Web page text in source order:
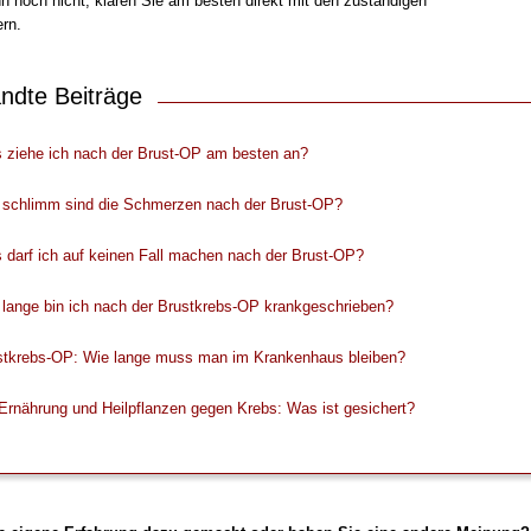
Beiträge
ziehe ich nach der Brust-OP am besten an?
sind die Schmerzen nach der Brust-OP?
darf ich auf keinen Fall machen nach der Brust-OP?
bin ich nach der Brustkrebs-OP krankgeschrieben?
OP: Wie lange muss man im Krankenhaus bleiben?
und Heilpflanzen gegen Krebs: Was ist gesichert?